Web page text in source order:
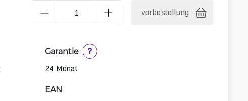
vorbestellung
Garantie
?
24 Monat
EAN